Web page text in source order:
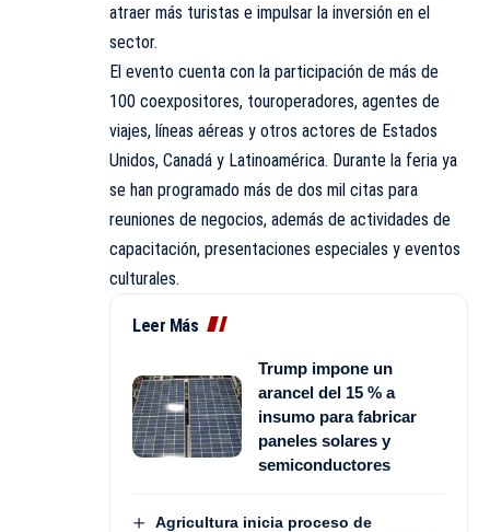
atraer más turistas e impulsar la inversión en el
sector.
El evento cuenta con la participación de más de
100 coexpositores, touroperadores, agentes de
viajes, líneas aéreas y otros actores de Estados
Unidos, Canadá y Latinoamérica. Durante la feria ya
se han programado más de dos mil citas para
reuniones de negocios, además de actividades de
capacitación, presentaciones especiales y eventos
culturales.
Leer Más
Trump impone un
arancel del 15 % a
insumo para fabricar
paneles solares y
semiconductores
Agricultura inicia proceso de